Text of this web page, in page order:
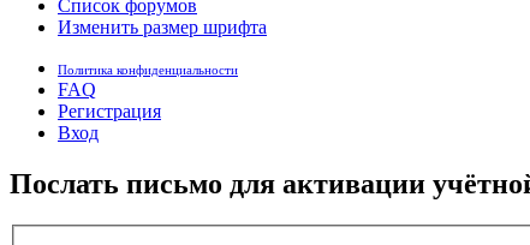
Список форумов
Изменить размер шрифта
Политика конфиденциальности
FAQ
Регистрация
Вход
Послать письмо для активации